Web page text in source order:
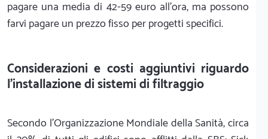
pagare una media di 42-59 euro all'ora, ma possono
farvi pagare un prezzo fisso per progetti specifici.
Considerazioni e costi aggiuntivi riguardo
l'installazione di sistemi di filtraggio
Secondo l'Organizzazione Mondiale della Sanità, circa